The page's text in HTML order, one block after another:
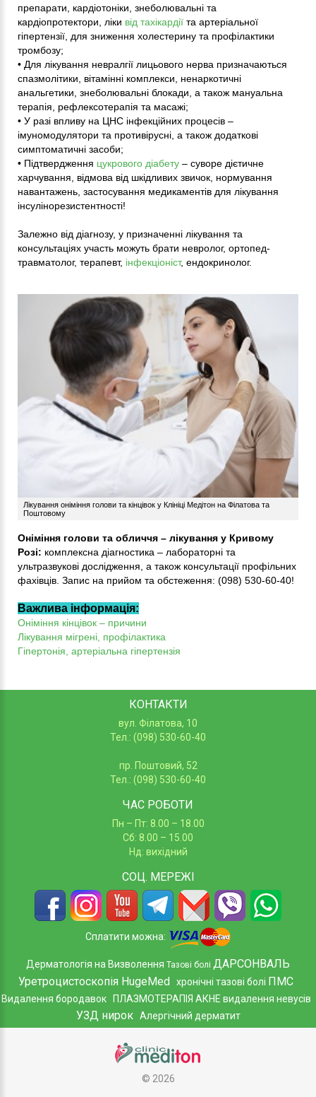
препарати, кардіотоніки, знеболювальні та
кардіопротектори, ліки від тахікардії та артеріальної
гіпертензії, для зниження холестерину та профілактики
тромбозу;
• Для лікування невралгії лицьового нерва призначаються
спазмолітики, вітамінні комплекси, ненаркотичні
анальгетики, знеболювальні блокади, а також мануальна
терапія, рефлексотерапія та масажі;
• У разі впливу на ЦНС інфекційних процесів –
імуномодулятори та противірусні, а також додаткові
симптоматичні засоби;
• Підтвердження цукрового діабету – суворе дієтичне
харчування, відмова від шкідливих звичок, нормування
навантажень, застосування медикаментів для лікування
інсулінорезистентності!
Залежно від діагнозу, у призначенні лікування та
консультаціях участь можуть брати невролог, ортопед-
травматолог, терапевт, інфекціоніст, ендокринолог.
Лікування оніміння голови та кінцівок у Клініці Медітон на Філатова та
Поштовому
Оніміння голови та обличчя – лікування у Кривому
Розі: комплексна діагностика – лабораторні та
ультразвукові дослідження, а також консультації профільних
фахівців. Запис на прийом та обстеження: (098) 530-60-40!
Важлива інформація:
Оніміння кінцівок – причини
Лікування мігрені, профілактика
Гіпертонія, артеріальна гіпертензія
КОНТАКТИ
вул. Філатова, 10
Тел.: (098) 530-60-40
пр. Поштовий, 52
Тел.: (098) 530-60-40
ЧАС РОБОТИ
Пн – Пт: 8.00 – 18.00
Сб: 8.00 – 15.00
Нд: вихідний
СОЦ. МЕРЕЖІ
Сплатити можна:
Дерматологія на Визволення Тазові болі ДАРСОНВАЛЬ
Уретроцистоскопія HugeMed
хронічні тазові болі ПМС
Видалення бородавок ПЛАЗМОТЕРАПІЯ АКНЕ видалення невусів
УЗД нирок Алергічний дерматит
© 2026